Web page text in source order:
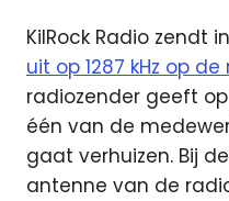
KilRock Radio zendt
uit op 1287 kHz op
radiozender geeft
één van de
gaat verhuizen. Bij
antenne van de